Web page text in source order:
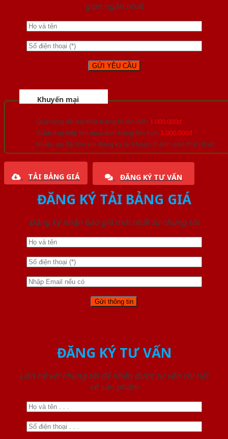
gian ngắn nhất
Khuyến mại
Quà tặng đồ nội thất trang trí lên đến 1.000.000đ
Giảm trực tiếp khi mua đơn hàng lớn hơn 3.000.000đ
Nhiều ưu đãi lớn khi đăng ký tài khoản thành viên thân thiết
TẢI BẢNG GIÁ ĐĂNG KÝ TƯ VẤN
ĐĂNG KÝ TẢI BẢNG GIÁ
Đăng ký nhận báo giá mới nhất từ chúng tôi
ĐĂNG KÝ TƯ VẤN
Liên hệ với chúng tôi để nhận được tư vấn chi tiết
về sản phẩm